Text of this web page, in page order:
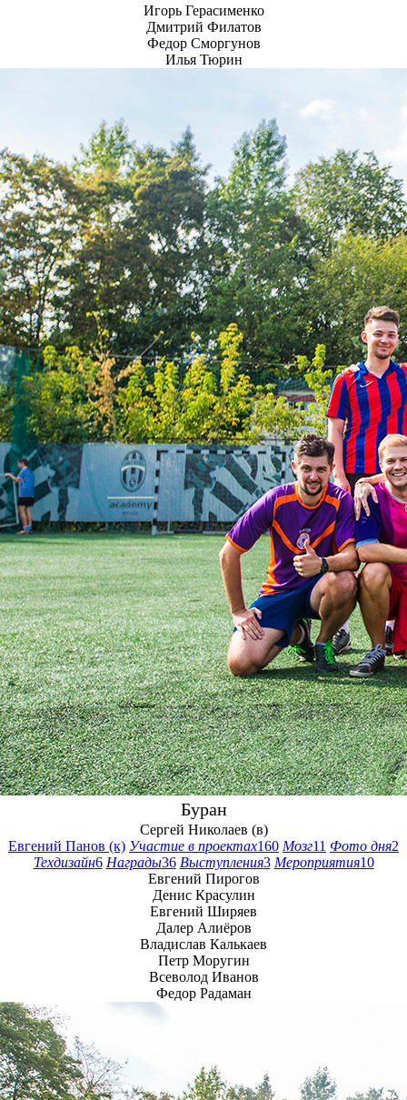
Игорь Герасименко
Дмитрий Филатов
Федор Сморгунов
Илья Тюрин
Буран
Сергей Николаев
Евгений Панов
Участие в проектах160 Мозг11 Фото дня2
Техдизайн6 Награды36 Выступления3 Мероприятия10
Евгений Пирогов
Денис Красулин
Евгений Ширяев
Далер Алиёров
Владислав Калькаев
Петр Моругин
Всеволод Иванов
Федор Радаман